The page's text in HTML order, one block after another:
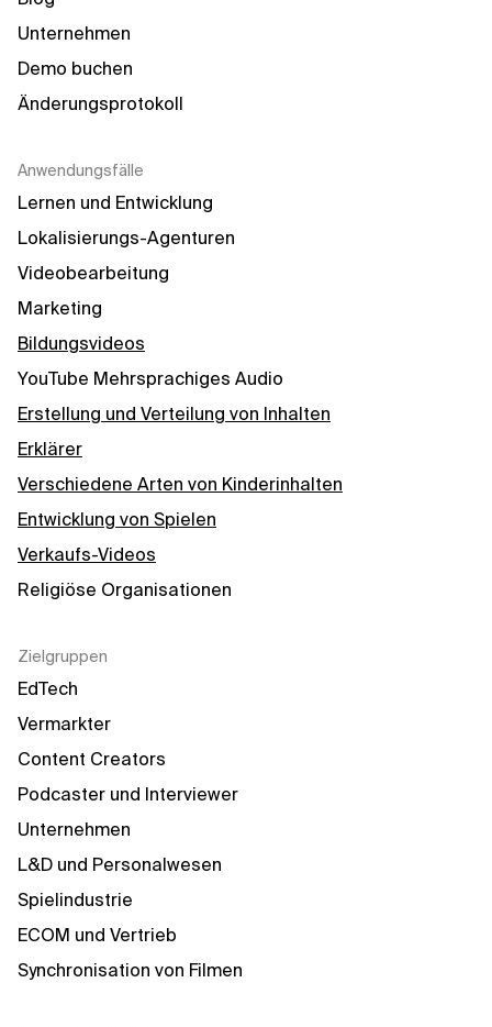
Unternehmen
Demo buchen
Änderungsprotokoll
Anwendungsfälle
Lernen und Entwicklung
Lokalisierungs-Agenturen
Videobearbeitung
Marketing
Bildungsvideos
YouTube Mehrsprachiges Audio
Erstellung und Verteilung von Inhalten
Erklärer
Verschiedene Arten von Kinderinhalten
Entwicklung von Spielen
Verkaufs-Videos
Religiöse Organisationen
Zielgruppen
EdTech
Vermarkter
Content Creators
Podcaster und Interviewer
Unternehmen
L&D und Personalwesen
Spielindustrie
ECOM und Vertrieb
Synchronisation von Filmen